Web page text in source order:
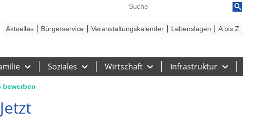
Soziales Wirtschaft Infrastruktur
Aktuelles Bürgerservice Veranstaltungskalender Lebenslagen A bis Z
bewerben